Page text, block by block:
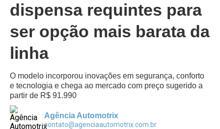
dispensa requintes para
ser opção mais barata da
linha
O modelo incorporou inovações em segurança, conforto
e tecnologia e chega ao mercado com preço sugerido a
partir de R$ 91.990
Agência Automotrix
contato@agenciaautomotrix.com.br